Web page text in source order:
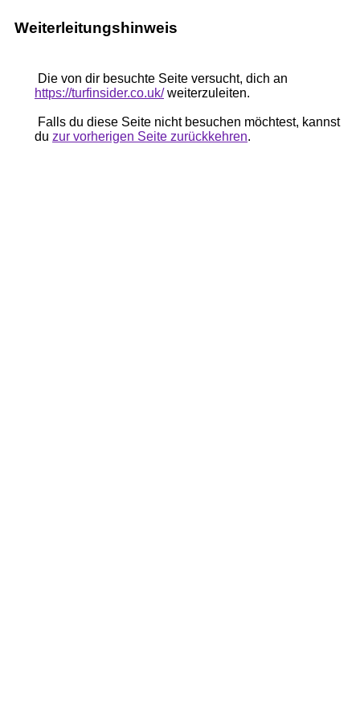
Weiterleitungshinweis
Die von dir besuchte Seite versucht, dich an
https://turfinsider.co.uk/weiterzuleiten.
Falls du diese Seite nicht besuchen möchtest, kannst
du zur vorherigen Seite zurückkehren.